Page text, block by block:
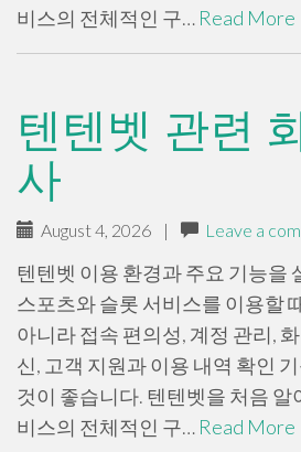
비스의 전체적인 구… Read More
텐텐벳 관련
사
August 4, 2026 | Leave a
텐텐벳 이용 환경과 주요 기능을
스포츠와 슬롯 서비스를 이용할
아니라 접속 편의성, 계정 관리,
신, 고객 지원과 이용 내역 확인
것이 좋습니다. 텐텐벳을 처음 알
비스의 전체적인 구… Read More